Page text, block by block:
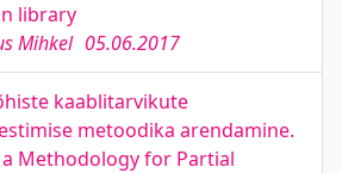
library
Mihkel 05.06.2017
kaablitarvikute
metoodika arendamine.
Methodology for Partial